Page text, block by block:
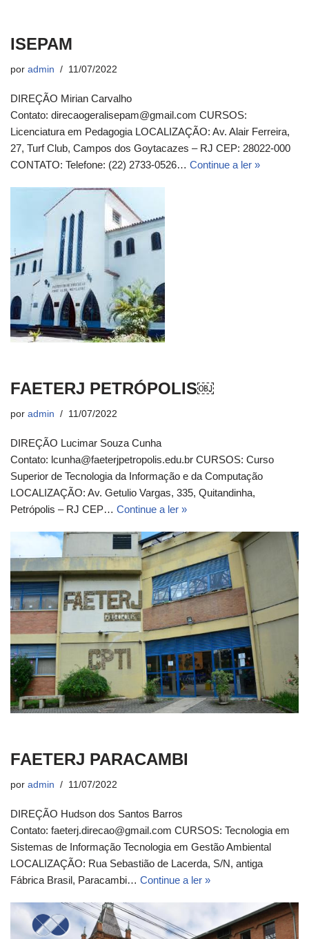
ISEPAM
por admin 11/07/2022
DIREÇÃO Mirian Carvalho
Contato: direcaogeralisepam@gmail.com CURSOS:
Licenciatura em Pedagogia LOCALIZAÇÃO: Av. Alair Ferreira,
27, Turf Club, Campos dos Goytacazes – RJ CEP: 28022-000
CONTATO: Telefone: (22) 2733-0526… Continue a ler »
FAETERJ PETRÓPOLIS￼
por admin 11/07/2022
DIREÇÃO Lucimar Souza Cunha
Contato: lcunha@faeterjpetropolis.edu.br CURSOS: Curso
Superior de Tecnologia da Informação e da Computação
LOCALIZAÇÃO: Av. Getulio Vargas, 335, Quitandinha,
Petrópolis – RJ CEP… Continue a ler »
FAETERJ PARACAMBI
por admin 11/07/2022
DIREÇÃO Hudson dos Santos Barros
Contato: faeterj.direcao@gmail.com CURSOS: Tecnologia em
Sistemas de Informação Tecnologia em Gestão Ambiental
LOCALIZAÇÃO: Rua Sebastião de Lacerda, S/N, antiga
Fábrica Brasil, Paracambi… Continue a ler »